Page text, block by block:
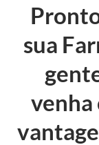
sua
venha